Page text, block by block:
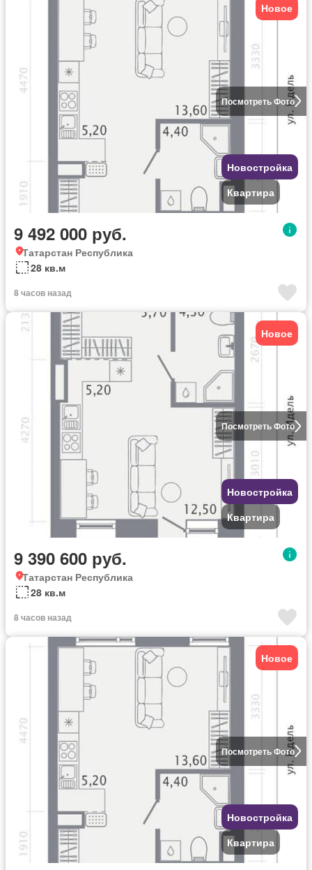
Посмотреть Фото
Новое
Новостройка
Квартира
9 492 000 руб.
Татарстан Республика
28 кв.м
8 часов назад
Посмотреть Фото
Новое
Новостройка
Квартира
9 390 600 руб.
Татарстан Республика
28 кв.м
8 часов назад
Посмотреть Фото
Новое
Новостройка
Квартира